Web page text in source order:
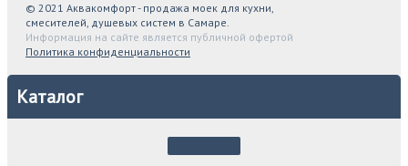
© 2021 Аквакомфорт - продажа моек для кухни,
смесителей, душевых систем в Самаре.
Информация на сайте является публичной офертой
Политика конфиденциальности
Каталог